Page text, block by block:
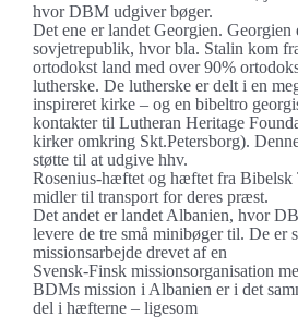
hvor DBM udgiver bøger.
Det ene er landet Georgien. Georgien
sovjetrepublik, hvor bla. Stalin kom
ortodokst land med over 90%
lutherske. De lutherske er delt i en
inspireret kirke – og en bibeltro
kontakter til Lutheran Heritage
kirker omkring Skt.Petersborg).
støtte til at udgive hhv.
Rosenius-hæftet og hæftet fra
midler til transport for deres præst.
Det andet er landet Albanien, hvor
levere de tre små minibøger til. De er
missionsarbejde drevet af en
Svensk-Finsk missionsorganisation
BDMs mission i Albanien er i det
del i hæfterne – ligesom